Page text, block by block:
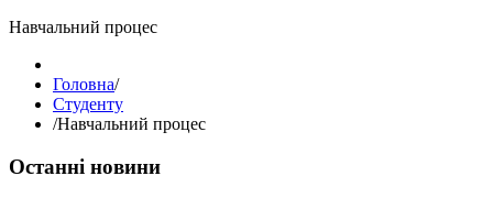
Навчальний процес
Головна/
Студенту
/Навчальний процес
Останні новини